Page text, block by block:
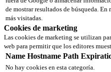
de mostrar resultados de búsqueda. En
más visitadas.
Cookies de marketing
Las cookies de marketing se utilizan
web para permitir que los editores
Name Hostname Path
No hay cookies en esta categoría.